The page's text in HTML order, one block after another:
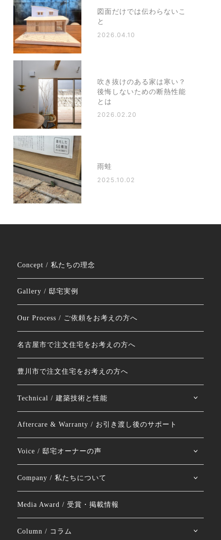
図面だけでは伝わらないこ
と
2026.04.10
吹き抜けのある家は寒い？
後悔しないための断熱性能
とは
2026.02.20
雨蛙
2025.10.02
Concept / 私たちの理念
Gallery / 邸宅実例
Our Process / ご依頼をお考えの方へ
名古屋市で注文住宅をお考えの方へ
豊川市で注文住宅をお考えの方へ
Technical / 建築技術と性能
Aftercare & Warranty / お引き渡し後のサポート
Voice / 邸宅オーナーの声
Company / 私たちについて
Media Award / 受賞・掲載情報
Column / コラム